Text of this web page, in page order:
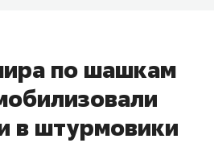
по шашкам
в штурмовики